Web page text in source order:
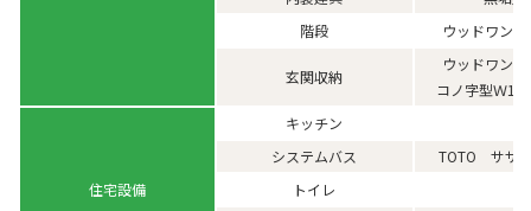
階段 ウッドワン
玄関収納
ウッドワン
コノ字型Ｗ
住宅設備
キッチン
システムバス
TOTO サザ
トイレ